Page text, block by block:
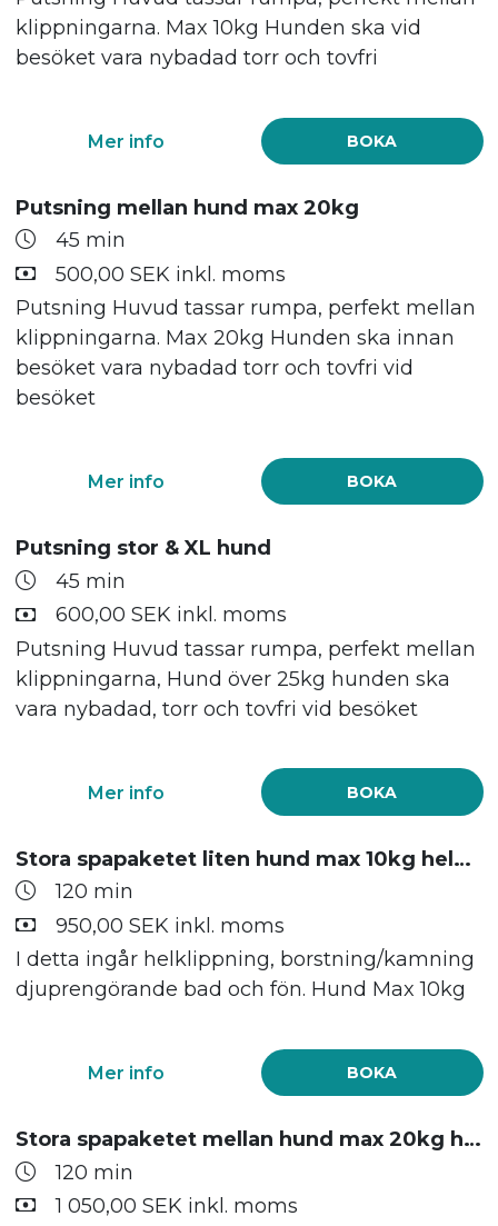
klippningarna. Max 10kg Hunden ska vid
besöket vara nybadad torr och tovfri
BOKA
Mer info
Putsning mellan hund max 20kg
45 min
500,00 SEK inkl. moms
Putsning Huvud tassar rumpa, perfekt mellan
klippningarna. Max 20kg Hunden ska innan
besöket vara nybadad torr och tovfri vid
besöket
BOKA
Mer info
Putsning stor & XL hund
45 min
600,00 SEK inkl. moms
Putsning Huvud tassar rumpa, perfekt mellan
klippningarna, Hund över 25kg hunden ska
vara nybadad, torr och tovfri vid besöket
BOKA
Mer info
Stora spapaketet liten hund max 10kg helklippning, bad och fön
120 min
950,00 SEK inkl. moms
I detta ingår helklippning, borstning/kamning
djuprengörande bad och fön. Hund Max 10kg
BOKA
Mer info
Stora spapaketet mellan hund max 20kg helklippning, bad och fön
120 min
1 050,00 SEK inkl. moms